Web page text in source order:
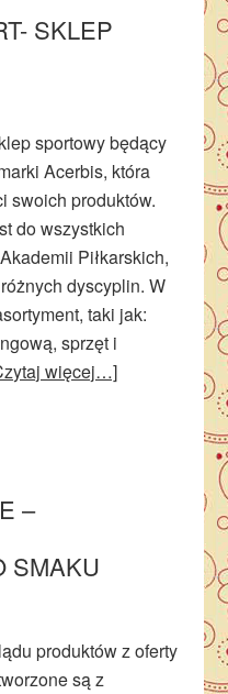
SKLEP
sportowy będący
Acerbis, która
swoich produktów.
do wszystkich
Piłkarskich,
dyscyplin. W
taki jak:
sprzęt i
więcej…]
–
SMAKU
produktów z oferty
są z